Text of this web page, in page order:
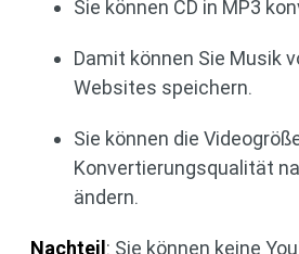
Sie können CD in MP3
Damit können Sie Musik
Websites speichern.
Sie können die
Konvertierungsqualität
ändern.
Nachteil: Sie können keine